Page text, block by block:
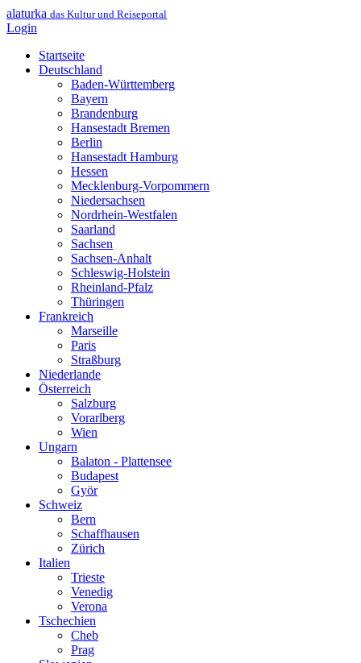
alaturka das Kultur und Reiseportal
Login
Startseite
Deutschland
Baden-Württemberg
Bayern
Brandenburg
Hansestadt Bremen
Berlin
Hansestadt Hamburg
Hessen
Mecklenburg-Vorpommern
Niedersachsen
Nordrhein-Westfalen
Saarland
Sachsen
Sachsen-Anhalt
Schleswig-Holstein
Rheinland-Pfalz
Thüringen
Frankreich
Marseille
Paris
Straßburg
Niederlande
Österreich
Salzburg
Vorarlberg
Wien
Ungarn
Balaton - Plattensee
Budapest
Györ
Schweiz
Bern
Schaffhausen
Zürich
Italien
Trieste
Venedig
Verona
Tschechien
Cheb
Prag